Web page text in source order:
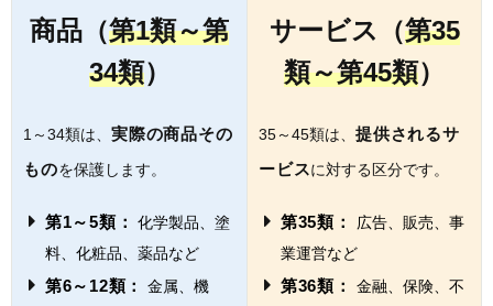
商品（第1類～第
34類）
1～34類は、 実際の商品その
ものを保護します。
第1～5類：
化学製品、塗
料、化粧品、薬品など
第6～12類：
金属、機
サービス（第35
類～第45類）
35～45類は、 提供されるサ
ービスに対する区分です。
第35類：
広告、販売、事
業運営など
第36類：
金融、保険、不